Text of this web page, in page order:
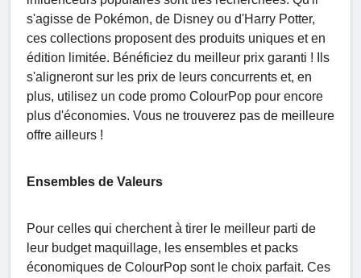
s'agisse de Pokémon, de Disney ou d'Harry Potter,
ces collections proposent des produits uniques et en
édition limitée. Bénéficiez du meilleur prix garanti ! Ils
s'aligneront sur les prix de leurs concurrents et, en
plus, utilisez un code promo ColourPop pour encore
plus d'économies. Vous ne trouverez pas de meilleure
offre ailleurs !
Ensembles de Valeurs
Pour celles qui cherchent à tirer le meilleur parti de
leur budget maquillage, les ensembles et packs
économiques de ColourPop sont le choix parfait. Ces